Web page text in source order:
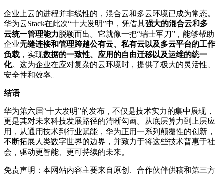
企业上云的进程并非线性的，混合云和多云环境已成为常态。
华为云Stack在此次“十大发明”中，凭借其强大的混合云和多
云统一管理能力脱颖而出。它就像一把“瑞士军刀”，能够帮助
企业无缝连接和管理跨越公有云、私有云以及多云平台的工作
负载 ，实现数据的一致性、应用的自由迁移以及运维的统一
化。这为企业在应对复杂的云环境时，提供了极大的灵活性、
安全性和效率。
结语
华为第六届“十大发明”的发布，不仅是技术实力的集中展现，
更是其对未来科技发展路径的清晰勾画。从底层算力到上层应
用，从通用技术到行业赋能，华为正用一系列颠覆性的创新，
不断拓展人类数字世界的边界，并致力于将这些技术普惠于社
会，驱动更智能、更可持续的未来。
免责声明：本网站内容主要来自原创、合作伙伴供稿和第三方